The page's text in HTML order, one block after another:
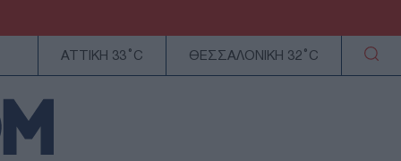
ΑΤΤΙΚΗ 33°C ΘΕΣΣΑΛΟΝΙΚΗ 32°C